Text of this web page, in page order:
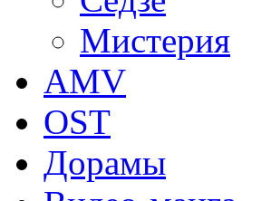
Мистерия
AMV
OST
Дорамы